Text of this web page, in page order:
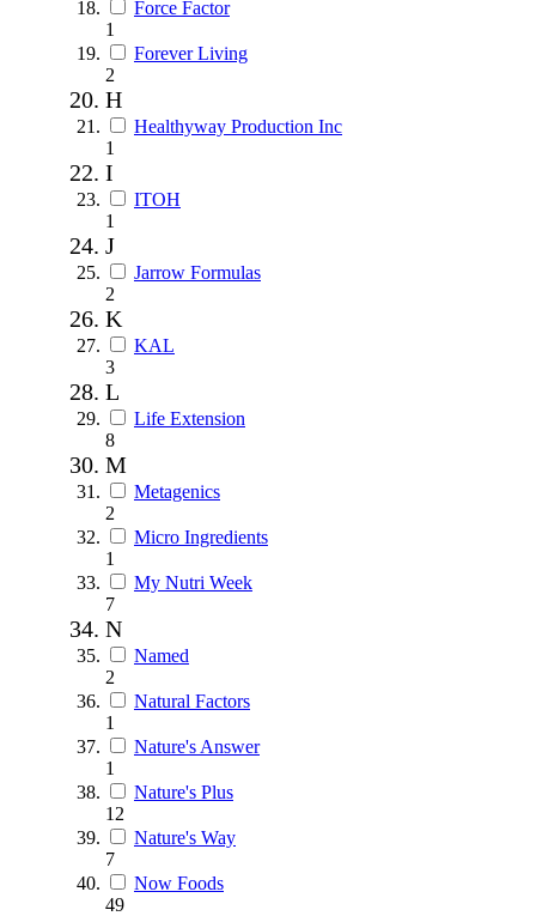
Force Factor
1
Forever Living
2
H
Healthyway Production Inc
1
I
ITOH
1
J
Jarrow Formulas
2
K
KAL
3
L
Life Extension
8
M
Metagenics
2
Micro Ingredients
1
My Nutri Week
7
N
Named
2
Natural Factors
1
Nature's Answer
1
Nature's Plus
12
Nature's Way
7
Now Foods
49